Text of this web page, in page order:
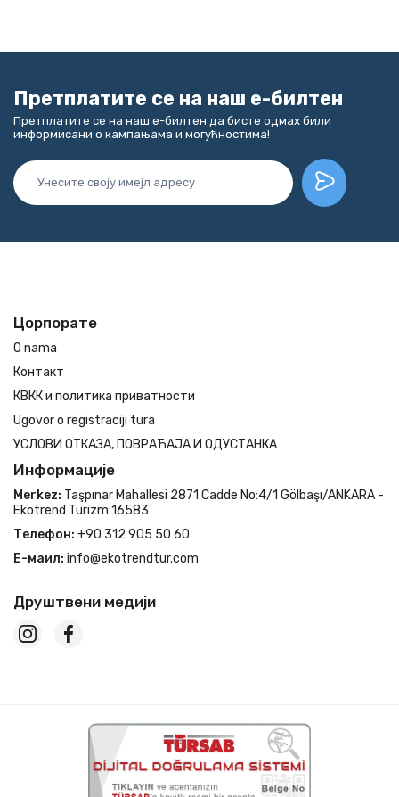
Претплатите се на наш е-билтен
Претплатите се на наш е-билтен да бисте одмах били
информисани о кампањама и могућностима!
Цорпорате
O nama
Контакт
КВКК и политика приватности
Ugovor o registraciji tura
УСЛОВИ ОТКАЗА, ПОВРАЋАЈА И ОДУСТАНКА
Информације
Merkez: Taşpınar Mahallesi 2871 Cadde No:4/1 Gölbaşı/ANKARA -
Ekotrend Turizm:16583
Телефон: +90 312 905 50 60
Е-маил: info@ekotrendtur.com
Друштвени медији